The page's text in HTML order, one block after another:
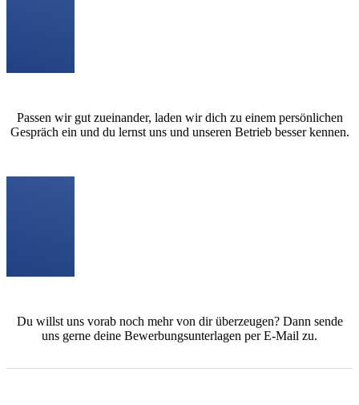
Passen wir gut zueinander, laden wir dich zu einem persönlichen
Gespräch ein und du lernst uns und unseren Betrieb besser kennen.
Du willst uns vorab noch mehr von dir überzeugen? Dann sende
uns gerne deine Bewerbungsunterlagen per E-Mail zu.